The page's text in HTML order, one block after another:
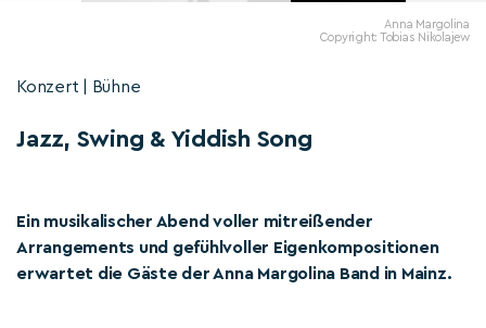
Anna Margolina
Copyright: Tobias Nikolajew
Konzert | Bühne
Jazz, Swing & Yiddish Song
Ein musikalischer Abend voller mitreißender
Arrangements und gefühlvoller Eigenkompositionen
erwartet die Gäste der Anna Margolina Band in Mainz.